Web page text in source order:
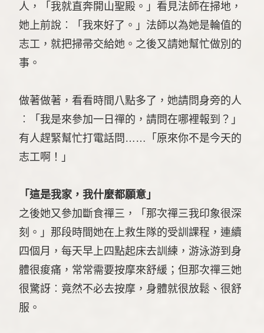
人，「我就直奔開山聖殿。」看見法師在掃地，
她上前說︰「我來好了。」法師以為她是輪值的
志工，就把掃帚交給她。之後又請她幫忙做別的
事。
做著做著，看看時間八點多了，她請問身旁的人
︰「我是來參加一日禪的，請問在哪裡報到？」
有人趕緊幫忙打電話問……「原來你不是今天的
志工啊！」
「這是我家，我什麼都願意」
之後她又參加斷食禪三，「那次禪三我印象很深
刻。」那段時間她在上救生隊的受訓課程，連續
四個月，每天早上四點起床去訓練，游泳游到身
體很痠痛，常常需要按摩來舒緩；但那次禪三她
很驚訝︰竟然不必去按摩，身體就很放鬆、很舒
服。